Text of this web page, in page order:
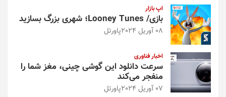
اپ بازار
بازی/ Looney Tunes؛ شهری بزرگ بسازید
08 آوریل 2024 پاورتل
اخبار فناوری
سرعت دانلود این گوشی چینی، مغز شما را
منفجر می‌کند
07 آوریل 2024 پاورتل